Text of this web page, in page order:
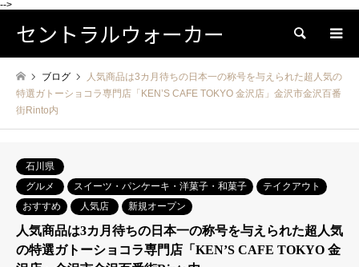
-->
セントラルウォーカー 検索
ブログ
人気商品は3カ月待ちの日本一の称号を与えられた超人気の
特選ガトーショコラ専門店「KEN’S CAFE TOKYO 金沢店」金沢市金沢百番
街Rinto内
石川県
グルメ
スイーツ・パンケーキ・洋菓子・和菓子
テイクアウト
おすすめ
人気店 新規オープン
人気商品は3カ月待ちの日本一の称号を与えられた超人気
の特選ガトーショコラ専門店「KEN’S CAFE TOKYO 金